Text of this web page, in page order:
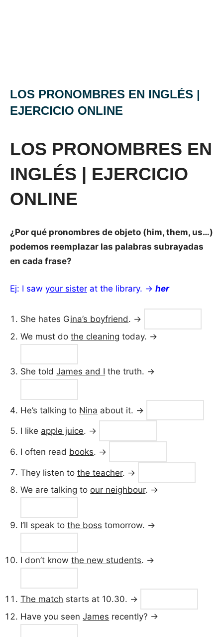
LOS PRONOMBRES EN INGLÉS |
EJERCICIO ONLINE
LOS PRONOMBRES EN
INGLÉS | EJERCICIO
ONLINE
¿Por qué pronombres de objeto (him, them, us…)
podemos reemplazar las palabras subrayadas
en cada frase?
Ej: I saw your sister at the library. → her
She hates Gina’s boyfriend. →
We must dothe cleaning today. →
She toldJames and I the truth. →
He’s talking to Nina about it. →
I like apple juice. →
I often read books. →
They listen tothe teacher. →
We are talking to our neighbour. →
I’ll speak tothe boss tomorrow. →
I don’t knowthe new students. →
The match starts at 10.30. →
Have you seenJames recently? →